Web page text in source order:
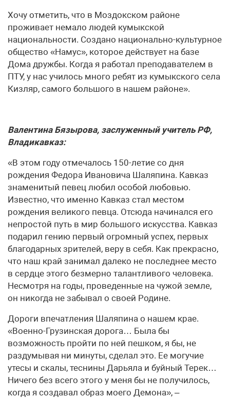
Хочу отметить, что в Моздокском районе
проживает немало людей кумыкской
национальности. Создано национально-культурное
общество «Намус», которое действует на базе
Дома дружбы. Когда я работал преподавателем в
ПТУ, у нас училось много ребят из кумыкского села
Кизляр, самого большого в нашем районе».
Валентина Бязырова, заслуженный учитель РФ,
Владикавказ:
«В этом году отмечалось 150-летие со дня
рождения Федора Ивановича Шаляпина. Кавказ
знаменитый певец любил особой любовью.
Известно, что именно Кавказ стал местом
рождения великого певца. Отсюда начинался его
непростой путь в мир большого искусства. Кавказ
подарил гению первый огромный успех, первых
благодарных зрителей, веру в себя. Как прекрасно,
что наш край занимал далеко не последнее место
в сердце этого безмерно талантливого человека.
Несмотря на годы, проведенные на чужой земле,
он никогда не забывал о своей Родине.
Дороги впечатления Шаляпина о нашем крае.
«Военно-Грузинская дорога… Была бы
возможность пройти по ней пешком, я бы, не
раздумывая ни минуты, сделал это. Ее могучие
утесы и скалы, теснины Дарьяла и буйный Терек…
Ничего без всего этого у меня бы не получилось,
когда я создавал образ моего Демона», –